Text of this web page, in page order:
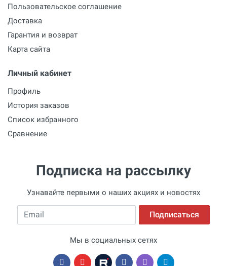
Пользовательское соглашение
Доставка
Гарантия и возврат
Карта сайта
Личный кабинет
Профиль
История заказов
Список избранного
Сравнение
Подписка на рассылку
Узнавайте первыми о наших акциях и новостях
Email Подписаться
Мы в социальных сетях